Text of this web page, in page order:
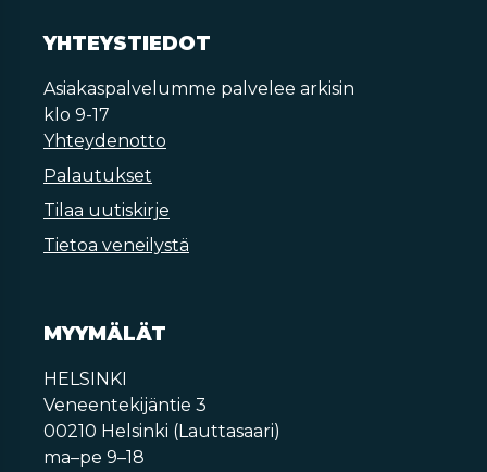
YHTEYSTIEDOT
Asiakaspalvelumme palvelee arkisin
klo 9-17
Yhteydenotto
Palautukset
Tilaa uutiskirje
Tietoa veneilystä
MYYMÄLÄT
HELSINKI
Veneentekijäntie 3
00210 Helsinki (Lauttasaari)
ma–pe 9–18